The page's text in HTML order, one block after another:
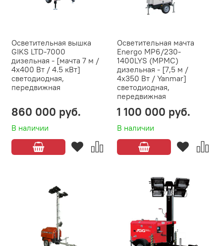
Осветительная вышка
GIKS LTD-7000
дизельная - [мачта 7 м /
4х400 Вт / 4.5 кВт]
светодиодная,
передвижная
В наличии
860 000 руб.
Осветительная мачта
Energo MP6/230-
1400LYS (MPMC)
дизельная - [7,5 м /
4х350 Вт / Yanmar]
светодиодная,
передвижная
В наличии
1 100 000 руб.